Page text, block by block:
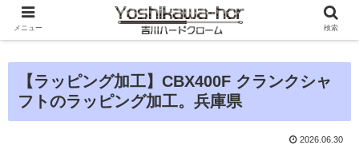
【ラッピング加工】CBX400F クランクシャ
フトのラッピング加工。兵庫県
2026.06.30
メニュー 検索